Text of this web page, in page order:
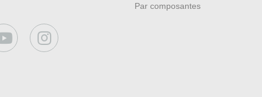
Par composantes